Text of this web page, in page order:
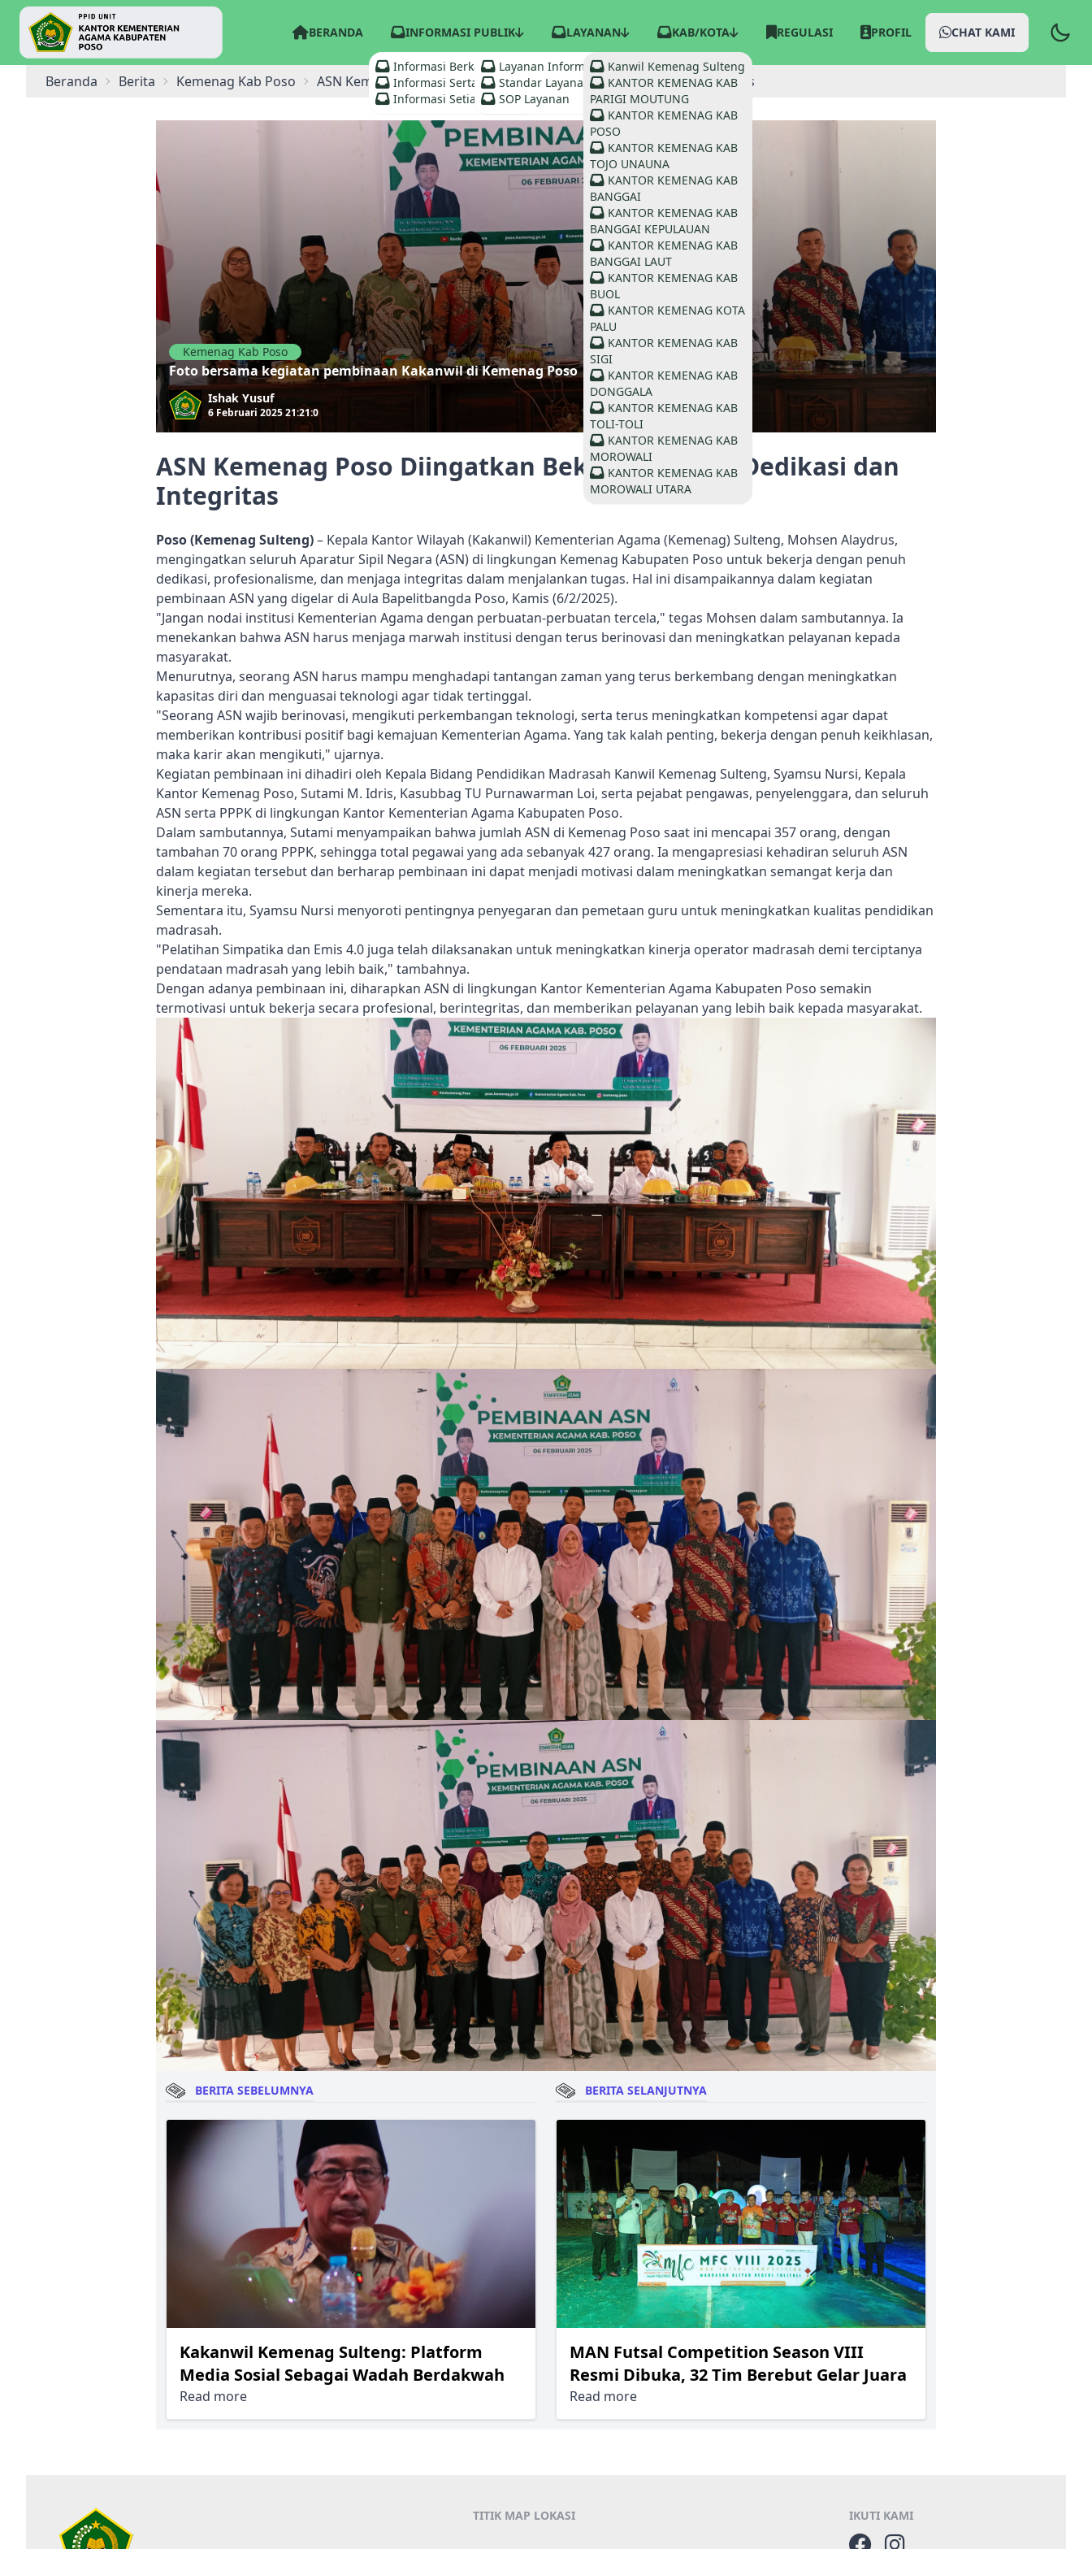
BERANDA INFORMASI PUBLIK
Informasi Berkala
Informasi Serta Merta
Informasi Setiap Saat
LAYANAN
Layanan Informasi
Standar Layanan
SOP Layanan
KAB/KOTA
Kanwil Kemenag Sulteng
KANTOR KEMENAG KAB
PARIGI MOUTUNG
KANTOR KEMENAG KAB
POSO
KANTOR KEMENAG KAB
TOJO UNAUNA
KANTOR KEMENAG KAB
BANGGAI
KANTOR KEMENAG KAB
BANGGAI KEPULAUAN
KANTOR KEMENAG KAB
BANGGAI LAUT
KANTOR KEMENAG KAB
BUOL
KANTOR KEMENAG KOTA
PALU
KANTOR KEMENAG KAB
SIGI
KANTOR KEMENAG KAB
DONGGALA
KANTOR KEMENAG KAB
TOLI-TOLI
KANTOR KEMENAG KAB
MOROWALI
KANTOR KEMENAG KAB
MOROWALI UTARA
REGULASI PROFIL CHAT KAMI
Beranda Berita Kemenag Kab Poso ASN Kemenag Poso Diingatkan Bekerja dengan Dedikasi dan Integritas
Kemenag Kab Poso
Foto bersama kegiatan pembinaan Kakanwil di Kemenag Poso
Ishak Yusuf
6 Februari 2025 21:21:0
ASN Kemenag Poso Diingatkan Bekerja dengan Dedikasi dan
Integritas
Poso (Kemenag Sulteng)– Kepala Kantor Wilayah (Kakanwil) Kementerian Agama (Kemenag) Sulteng, Mohsen Alaydrus,
mengingatkan seluruh Aparatur Sipil Negara (ASN) di lingkungan Kemenag Kabupaten Poso untuk bekerja dengan penuh
dedikasi, profesionalisme, dan menjaga integritas dalam menjalankan tugas. Hal ini disampaikannya dalam kegiatan
pembinaan ASN yang digelar di Aula Bapelitbangda Poso, Kamis (6/2/2025).
"Jangan nodai institusi Kementerian Agama dengan perbuatan-perbuatan tercela," tegas Mohsen dalam sambutannya. Ia
menekankan bahwa ASN harus menjaga marwah institusi dengan terus berinovasi dan meningkatkan pelayanan kepada
masyarakat.
Menurutnya, seorang ASN harus mampu menghadapi tantangan zaman yang terus berkembang dengan meningkatkan
kapasitas diri dan menguasai teknologi agar tidak tertinggal.
"Seorang ASN wajib berinovasi, mengikuti perkembangan teknologi, serta terus meningkatkan kompetensi agar dapat
memberikan kontribusi positif bagi kemajuan Kementerian Agama. Yang tak kalah penting, bekerja dengan penuh keikhlasan,
maka karir akan mengikuti," ujarnya.
Kegiatan pembinaan ini dihadiri oleh Kepala Bidang Pendidikan Madrasah Kanwil Kemenag Sulteng, Syamsu Nursi, Kepala
Kantor Kemenag Poso, Sutami M. Idris, Kasubbag TU Purnawarman Loi, serta pejabat pengawas, penyelenggara, dan seluruh
ASN serta PPPK di lingkungan Kantor Kementerian Agama Kabupaten Poso.
Dalam sambutannya, Sutami menyampaikan bahwa jumlah ASN di Kemenag Poso saat ini mencapai 357 orang, dengan
tambahan 70 orang PPPK, sehingga total pegawai yang ada sebanyak 427 orang. Ia mengapresiasi kehadiran seluruh ASN
dalam kegiatan tersebut dan berharap pembinaan ini dapat menjadi motivasi dalam meningkatkan semangat kerja dan
kinerja mereka.
Sementara itu, Syamsu Nursi menyoroti pentingnya penyegaran dan pemetaan guru untuk meningkatkan kualitas pendidikan
madrasah.
"Pelatihan Simpatika dan Emis 4.0 juga telah dilaksanakan untuk meningkatkan kinerja operator madrasah demi terciptanya
pendataan madrasah yang lebih baik," tambahnya.
Dengan adanya pembinaan ini, diharapkan ASN di lingkungan Kantor Kementerian Agama Kabupaten Poso semakin
termotivasi untuk bekerja secara profesional, berintegritas, dan memberikan pelayanan yang lebih baik kepada masyarakat.
BERITA SEBELUMNYA
Kakanwil Kemenag Sulteng: Platform
Media Sosial Sebagai Wadah Berdakwah
Read more
BERITA SELANJUTNYA
MAN Futsal Competition Season VIII
Resmi Dibuka, 32 Tim Berebut Gelar Juara
Read more
TITIK MAP LOKASI IKUTI KAMI